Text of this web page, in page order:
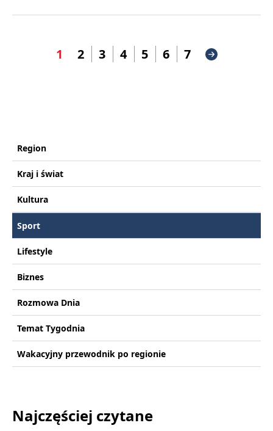
1 2 3 4 5 6 7
Region
Kraj i świat
Kultura
Sport
Lifestyle
Biznes
Rozmowa Dnia
Temat Tygodnia
Wakacyjny przewodnik po regionie
Najczęściej czytane